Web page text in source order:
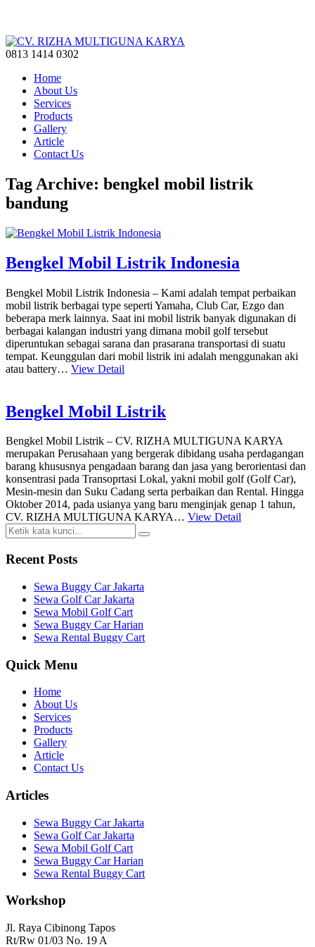
0813 1414 0302
Home
About Us
Services
Products
Gallery
Article
Contact Us
Tag Archive: bengkel mobil listrik
bandung
Bengkel Mobil Listrik Indonesia
Bengkel Mobil Listrik Indonesia – Kami adalah tempat perbaikan
mobil listrik berbagai type seperti Yamaha, Club Car, Ezgo dan
beberapa merk lainnya. Saat ini mobil listrik banyak digunakan di
berbagai kalangan industri yang dimana mobil golf tersebut
diperuntukan sebagai sarana dan prasarana transportasi di suatu
tempat. Keunggulan dari mobil listrik ini adalah menggunakan aki
atau battery… View Detail
Bengkel Mobil Listrik
Bengkel Mobil Listrik – CV. RIZHA MULTIGUNA KARYA
merupakan Perusahaan yang bergerak dibidang usaha perdagangan
barang khususnya pengadaan barang dan jasa yang berorientasi dan
konsentrasi pada Transoprtasi Lokal, yakni mobil golf (Golf Car),
Mesin-mesin dan Suku Cadang serta perbaikan dan Rental. Hingga
Oktober 2014, pada usianya yang baru menginjak genap 1 tahun,
CV. RIZHA MULTIGUNA KARYA… View Detail
Recent Posts
Sewa Buggy Car Jakarta
Sewa Golf Car Jakarta
Sewa Mobil Golf Cart
Sewa Buggy Car Harian
Sewa Rental Buggy Cart
Quick Menu
Home
About Us
Services
Products
Gallery
Article
Contact Us
Articles
Sewa Buggy Car Jakarta
Sewa Golf Car Jakarta
Sewa Mobil Golf Cart
Sewa Buggy Car Harian
Sewa Rental Buggy Cart
Workshop
Jl. Raya Cibinong Tapos
Rt/Rw 01/03 No. 19 A